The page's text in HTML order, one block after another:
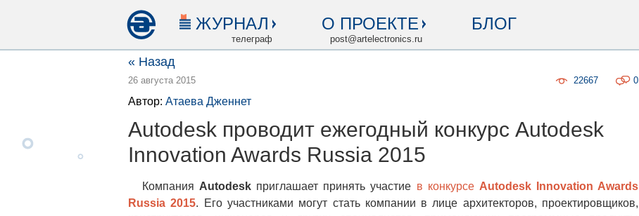
ЖУРНАЛ
телеграф
О ПРОЕКТЕ
post@artelectronics.ru
БЛОГ
« Назад
26 августа 2015 0
22667
Автор: Атаева Дженнет
Autodesk проводит ежегодный конкурс Autodesk
Innovation Awards Russia 2015
Компания Autodesk приглашает принять участие в конкурсе Autodesk Innovation Awards
Russia 2015. Его участниками могут стать компании в лице архитекторов, проектировщиков,